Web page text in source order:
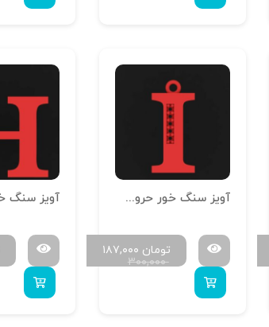
آویز سنگ خور حروف سایز کوچک H-MAYA-S-09
۳۰۰,۰۰۰
۱۸۷,۰۰۰ تومان